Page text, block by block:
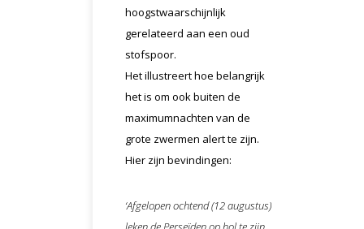
hoogstwaarschijnlijk
gerelateerd aan een oud
stofspoor.
Het illustreert hoe belangrijk
het is om ook buiten de
maximumnachten van de
grote zwermen alert te zijn.
Hier zijn bevindingen:
‘Afgelopen ochtend (12 augustus)